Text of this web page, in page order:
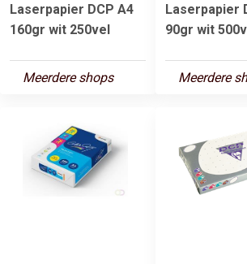
Laserpapier DCP A4
160gr wit 250vel
Meerdere shops
Laserpapier
90gr wit
Meerdere